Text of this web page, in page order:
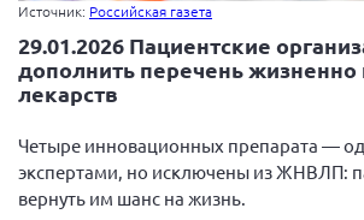
Источник: Российская газета
29.01.2026 Пациентские
дополнить перечень
лекарств
Четыре инновационных препарата —
экспертами, но исключены из ЖНВЛП:
вернуть им шанс на жизнь.